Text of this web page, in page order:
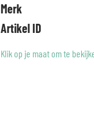
Merk
Artikel ID
Klik op je maat om te